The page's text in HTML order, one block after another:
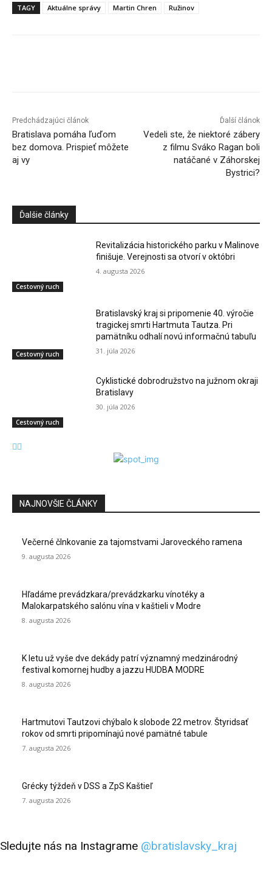
TAGY Aktuálne správy Martin Chren Ružinov
Predchádzajúci článok
Bratislava pomáha ľuďom
bez domova. Prispieť môžete
aj vy
Ďalší článok
Vedeli ste, že niektoré zábery
z filmu Sváko Ragan boli
natáčané v Záhorskej
Bystrici?
Ďalšie články
Cestovný ruch
Revitalizácia historického parku v Malinove
finišuje. Verejnosti sa otvorí v októbri
4. augusta 2026
Cestovný ruch
Bratislavský kraj si pripomenie 40. výročie
tragickej smrti Hartmuta Tautza. Pri
pamätníku odhalí novú informačnú tabuľu
31. júla 2026
Cestovný ruch
Cyklistické dobrodružstvo na južnom okraji
Bratislavy
30. júla 2026
NAJNOVŠIE ČLÁNKY
Večerné člnkovanie za tajomstvami Jaroveckého ramena
9. augusta 2026
Hľadáme prevádzkara/prevádzkarku vínotéky a
Malokarpatského salónu vína v kaštieli v Modre
8. augusta 2026
K letu už vyše dve dekády patrí významný medzinárodný
festival komornej hudby a jazzu HUDBA MODRE
8. augusta 2026
Hartmutovi Tautzovi chýbalo k slobode 22 metrov. Štyridsať
rokov od smrti pripomínajú nové pamätné tabule
7. augusta 2026
Grécky týždeň v DSS a ZpS Kaštieľ
7. augusta 2026
Sledujte nás na Instagrame @bratislavsky_kraj